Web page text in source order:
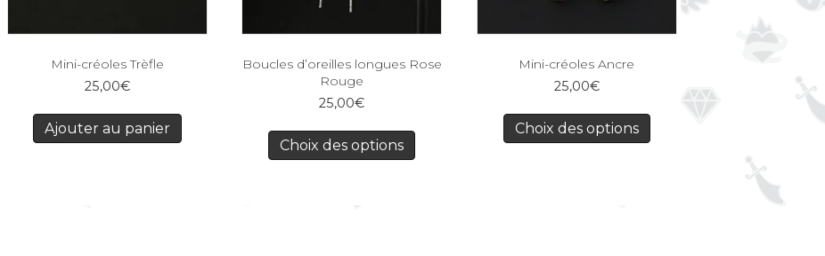
Mini-créoles Trèfle
25,00€
Ajouter au panier
Boucles d’oreilles longues Rose
Rouge
25,00€
Choix des options
Mini-créoles Ancre
25,00€
Choix des options